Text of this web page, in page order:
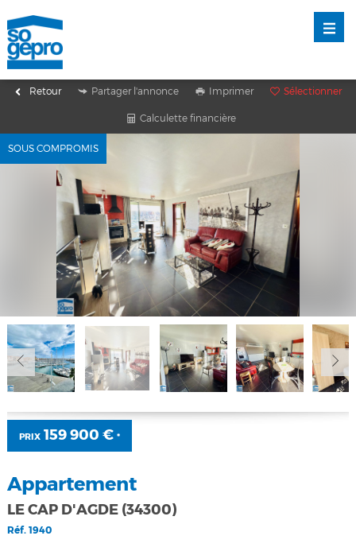
Retour Partager l'annonce Imprimer Sélectionner
Calculette financière
SOUS COMPROMIS
PRIX159 900 € *
Appartement
LE CAP D'AGDE (34300)
Réf.1940